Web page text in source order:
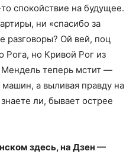
спокойствие на будущее.
ни «спасибо за
разговоры? Ой вей, поц
Рога, но Кривой Рог из
Мендель теперь мстит —
машин, а выливая правду на
ли, бывает острее
здесь, на Дзен —